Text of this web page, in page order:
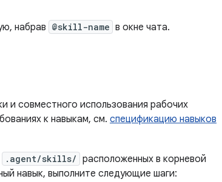
набрав @skill-name в окне чата.
и совместного использования рабочих
к навыкам, см. спецификацию навыков
.agent/skills/ расположенных в корневой
навык, выполните следующие шаги: